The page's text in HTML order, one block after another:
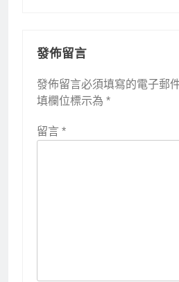
發佈留言必須填寫的電子郵
留言*